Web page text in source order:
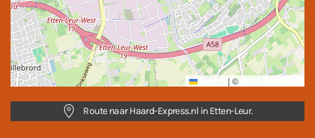
| ©
Route naar Haard-Express.nl in Etten-Leur.